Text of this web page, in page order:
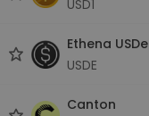
USD1
Ethena USDe
USDE
Canton